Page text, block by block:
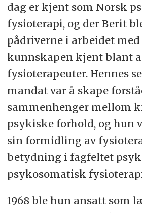
dag er kjent som Norsk
fysioterapi, og der Berit
pådriverne i arbeidet
kunnskapen kjent blant
fysioterapeuter. Hennes
mandat var å skape
sammenhenger mellom
psykiske forhold, og hun
sin formidling av
betydning i fagfeltet
psykosomatisk
1968 ble hun ansatt som